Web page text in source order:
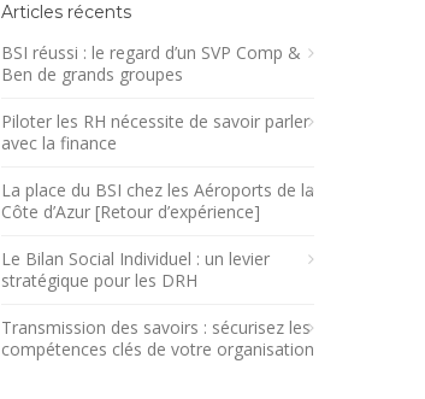
Articles récents
BSI réussi : le regard d’un SVP Comp &
Ben de grands groupes
Piloter les RH nécessite de savoir parler
avec la finance
La place du BSI chez les Aéroports de la
Côte d’Azur [Retour d’expérience]
Le Bilan Social Individuel : un levier
stratégique pour les DRH
Transmission des savoirs : sécurisez les
compétences clés de votre organisation